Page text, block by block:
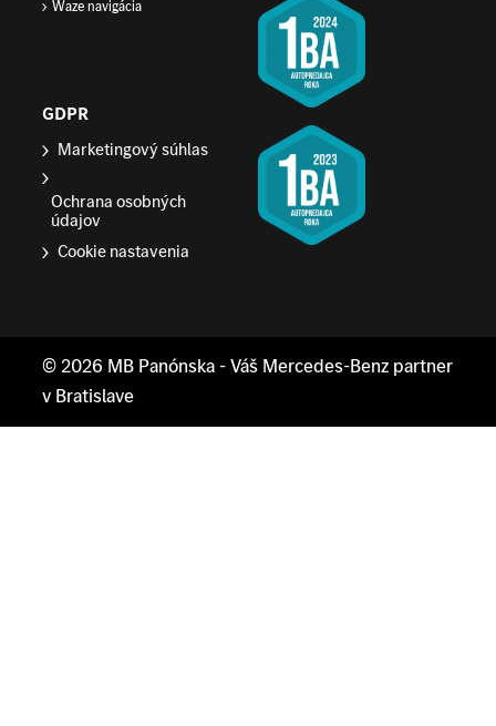
Waze navigácia
GDPR
Marketingový súhlas
Ochrana osobných
údajov
Cookie nastavenia
© 2026 MB Panónska- Váš Mercedes-Benz partner
v Bratislave